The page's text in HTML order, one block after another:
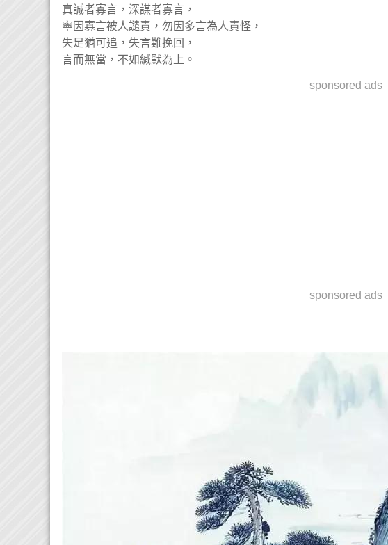
真誠者寡言，深謀者寡言，
寧因寡言被人譴責，勿因多言為人責怪，
失足猶可追，失言難挽回，
言而無當，不如緘默為上。
sponsored ads
sponsored ads